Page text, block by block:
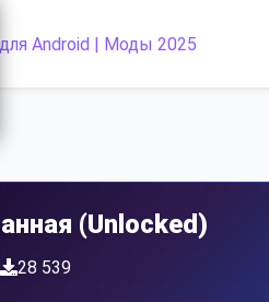
(Unlocked)
28 539